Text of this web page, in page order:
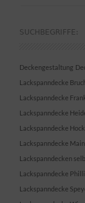
SUCHBEGRIFFE:
Deckengestaltung
Lackspanndecke
Lackspanndecke
Lackspanndecke
Lackspanndecke
Lackspanndecke
Lackspanndecken
Lackspanndecke
Lackspanndecke